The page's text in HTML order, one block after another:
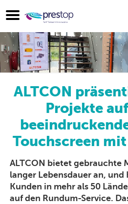
ALTCON
Projekte
Touchscreen
ALTCON bietet gebrauchte
langer Lebensdauer an, und
Kunden in mehr als 50
auf den Rundum-Service.